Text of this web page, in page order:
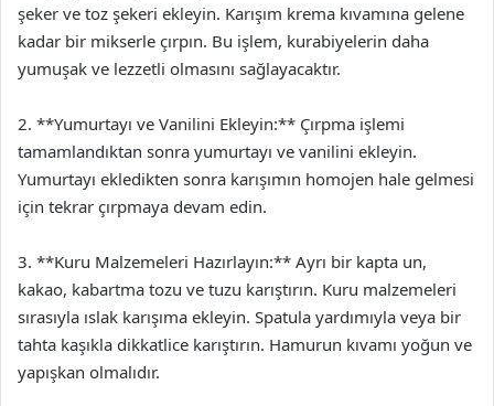
şeker ve toz şekeri ekleyin. Karışım krema kıvamına gelene
kadar bir mikserle çırpın. Bu işlem, kurabiyelerin daha
yumuşak ve lezzetli olmasını sağlayacaktır.
2. **Yumurtayı ve Vanilini Ekleyin:** Çırpma işlemi
tamamlandıktan sonra yumurtayı ve vanilini ekleyin.
Yumurtayı ekledikten sonra karışımın homojen hale gelmesi
için tekrar çırpmaya devam edin.
3. **Kuru Malzemeleri Hazırlayın:** Ayrı bir kapta un,
kakao, kabartma tozu ve tuzu karıştırın. Kuru malzemeleri
sırasıyla ıslak karışıma ekleyin. Spatula yardımıyla veya bir
tahta kaşıkla dikkatlice karıştırın. Hamurun kıvamı yoğun ve
yapışkan olmalıdır.